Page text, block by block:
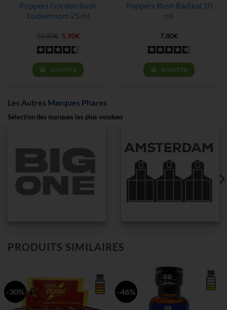
Poppers Gordon Rush
Lockerroom 25 ml
10,90€ Le
prix
initial
était :
10,90€.
5,90€Le
5,90€.
AJOUTER
Poppers Rush Radikal 10
ml
7,80€
AJOUTER
Les Autres Marques Phares
Sélection des marques les plus vendues
PRODUITS SIMILAIRES
-30% -46%